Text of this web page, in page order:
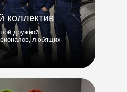
коллектив
дружной
любящих